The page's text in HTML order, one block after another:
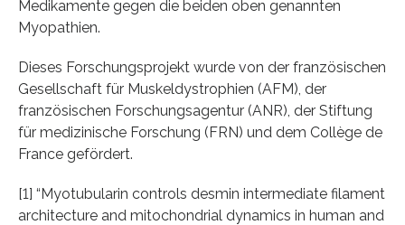
Medikamente gegen die beiden oben genannten
Myopathien.
Dieses Forschungsprojekt wurde von der französischen
Gesellschaft für Muskeldystrophien (AFM), der
französischen Forschungsagentur (ANR), der Stiftung
für medizinische Forschung (FRN) und dem Collège de
France gefördert.
[1] “Myotubularin controls desmin intermediate filament
architecture and mitochondrial dynamics in human and